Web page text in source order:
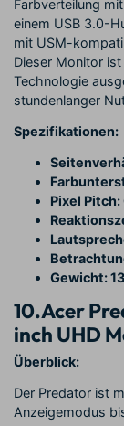
Farbverteilung
einem USB 3.0-
mit USM-
Dieser Monitor
Technologie
stundenlanger
Spezifikationen:
Pixel Pitch:
Gewicht:
10.Acer
inch UHD
Überblick:
Der Predator ist
Anzeigemodus